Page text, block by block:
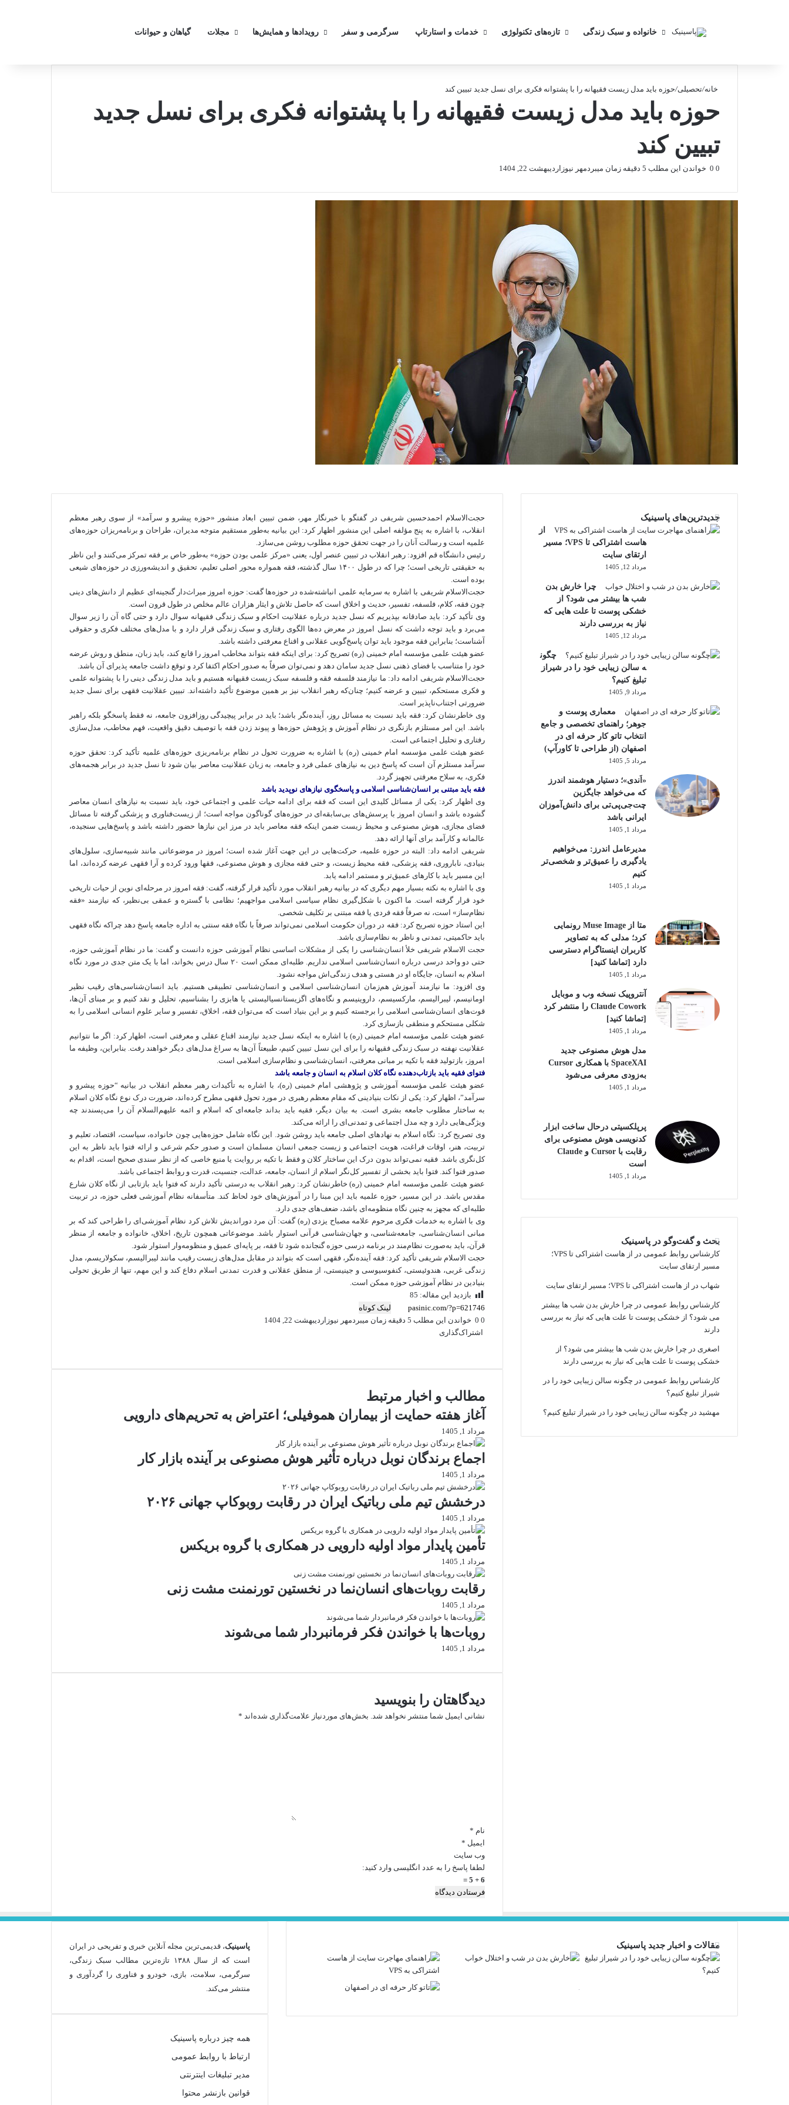
خانواده و سبک زندگی تازه‌های تکنولوژی خدمات و استارتاپ سرگرمی و سفر رویدادها و همایش‌ها مجلات گیاهان و حیوانات
خانه/تحصیلی/حوزه باید مدل زیست فقیهانه را با پشتوانه فکری برای نسل جدید تبیین کند
حوزه باید مدل زیست فقیهانه را با پشتوانه فکری برای نسل جدید
تبیین کند
مهر نیوز اردیبهشت 22, 1404 0 خواندن این مطلب 5 دقیقه زمان میبرد
حجت‌الاسلام احمدحسین شریفی در گفتگو با خبرنگار مهر، ضمن تبیین ابعاد منشور «حوزه پیشرو و سرآمد» از سوی رهبر معظم
انقلاب، با اشاره به پنج مؤلفه اصلی این منشور اظهار کرد: این بیانیه به‌طور مستقیم متوجه مدیران، طراحان و برنامه‌ریزان حوزه‌های
علمیه است و رسالت آنان را در جهت تحقق حوزه مطلوب روشن می‌سازد.
رئیس دانشگاه قم افزود: رهبر انقلاب در تبیین عنصر اول، یعنی «مرکز علمی بودن حوزه» به‌طور خاص بر فقه تمرکز می‌کنند و این ناظر
به حقیقتی تاریخی است؛ چرا که در طول ۱۴۰۰ سال گذشته، فقه همواره محور اصلی تعلیم، تحقیق و اندیشه‌ورزی در حوزه‌های شیعی
بوده است.
حجت‌الاسلام شریفی با اشاره به سرمایه علمی انباشته‌شده در حوزه‌ها گفت: حوزه امروز میراث‌دار گنجینه‌ای عظیم از دانش‌های دینی
چون فقه، کلام، فلسفه، تفسیر، حدیث و اخلاق است که حاصل تلاش و ایثار هزاران عالم مخلص در طول قرون است.
وی تأکید کرد: باید صادقانه بپذیریم که نسل جدید درباره عقلانیت احکام و سبک زندگی فقیهانه سوال دارد و حتی گاه آن را زیر سوال
می‌برد و باید توجه داشت که نسل امروز در معرض ده‌ها الگوی رفتاری و سبک زندگی قرار دارد و با مدل‌های مختلف فکری و حقوقی
آشناست؛ بنابراین فقه موجود باید توان پاسخ‌گویی عقلانی و اقناع معرفتی داشته باشد.
عضو هیئت علمی مؤسسه امام خمینی (ره) تصریح کرد: برای اینکه فقه بتواند مخاطب امروز را قانع کند، باید زبان، منطق و روش عرضه
خود را متناسب با فضای ذهنی نسل جدید سامان دهد و نمی‌توان صرفاً به صدور احکام اکتفا کرد و توقع داشت جامعه پذیرای آن باشد.
حجت‌الاسلام شریفی ادامه داد: ما نیازمند فلسفه فقه و فلسفه سبک زیست فقیهانه هستیم و باید مدل زندگی دینی را با پشتوانه علمی
و فکری مستحکم، تبیین و عرضه کنیم؛ چنان‌که رهبر انقلاب نیز بر همین موضوع تأکید داشته‌اند. تبیین عقلانیت فقهی برای نسل جدید
ضرورتی اجتناب‌ناپذیر است.
وی خاطرنشان کرد: فقه باید نسبت به مسائل روز، آینده‌نگر باشد؛ باید در برابر پیچیدگی روزافزون جامعه، نه فقط پاسخگو بلکه راهبر
باشد. این امر مستلزم بازنگری در نظام آموزش و پژوهش حوزه‌ها و پیوند زدن فقه با توصیف دقیق واقعیت، فهم مخاطب، مدل‌سازی
رفتاری و تحلیل اجتماعی است.
عضو هیئت علمی مؤسسه امام خمینی (ره) با اشاره به ضرورت تحول در نظام برنامه‌ریزی حوزه‌های علمیه تأکید کرد: تحقق حوزه
سرآمد مستلزم آن است که پاسخ دین به نیازهای عملی فرد و جامعه، به زبان عقلانیت معاصر بیان شود تا نسل جدید در برابر هجمه‌های
فکری، به سلاح معرفتی تجهیز گردد.
فقه باید مبتنی بر انسان‌شناسی اسلامی و پاسخگوی نیازهای نوپدید باشد
وی اظهار کرد: یکی از مسائل کلیدی این است که فقه برای ادامه حیات علمی و اجتماعی خود، باید نسبت به نیازهای انسان معاصر
گشوده باشد و انسان امروز با پرسش‌های بی‌سابقه‌ای در حوزه‌های گوناگون مواجه است؛ از زیست‌فناوری و پزشکی گرفته تا مسائل
فضای مجازی، هوش مصنوعی و محیط زیست ضمن اینکه فقه معاصر باید در مرز این نیازها حضور داشته باشد و پاسخ‌هایی سنجیده،
عالمانه و کارآمد برای آنها ارائه دهد.
شریفی ادامه داد: البته در حوزه علمیه، حرکت‌هایی در این جهت آغاز شده است؛ امروز در موضوعاتی مانند شبیه‌سازی، سلول‌های
بنیادی، ناباروری، فقه پزشکی، فقه محیط زیست، و حتی فقه مجازی و هوش مصنوعی، فقها ورود کرده و آرا فقهی عرضه کرده‌اند، اما
این مسیر باید با کارهای عمیق‌تر و مستمر ادامه یابد.
وی با اشاره به نکته بسیار مهم دیگری که در بیانیه رهبر انقلاب مورد تأکید قرار گرفته، گفت: فقه امروز در مرحله‌ای نوین از حیات تاریخی
خود قرار گرفته است. ما اکنون با شکل‌گیری نظام سیاسی اسلامی مواجهیم؛ نظامی با گستره و عمقی بی‌نظیر، که نیازمند «فقه
نظام‌ساز» است، نه صرفاً فقه فردی یا فقه مبتنی بر تکلیف شخصی.
این استاد حوزه تصریح کرد: فقه در دوران حکومت اسلامی نمی‌تواند صرفاً با نگاه فقه سنتی به اداره جامعه پاسخ دهد چراکه نگاه فقهی
باید حاکمیتی، تمدنی و ناظر به نظام‌سازی باشد.
حجت الاسلام شریفی خلأ انسان‌شناسی را یکی از مشکلات اساسی نظام آموزشی حوزه دانست و گفت: ما در نظام آموزشی حوزه،
حتی دو واحد درسی درباره انسان‌شناسی اسلامی نداریم. طلبه‌ای ممکن است ۲۰ سال درس بخواند، اما با یک متن جدی در مورد نگاه
اسلام به انسان، جایگاه او در هستی و هدف زندگی‌اش مواجه نشود.
وی افزود: ما نیازمند آموزش هم‌زمان انسان‌شناسی اسلامی و انسان‌شناسی تطبیقی هستیم. باید انسان‌شناسی‌های رقیب نظیر
اومانیسم، لیبرالیسم، مارکسیسم، داروینیسم و نگاه‌های اگزیستانسیالیستی یا هابزیرا بشناسیم، تحلیل و نقد کنیم و بر مبنای آن‌ها،
قوت‌های انسان‌شناسی اسلامی را برجسته کنیم و بر این بنیاد است که می‌توان فقه، اخلاق، تفسیر و سایر علوم انسانی اسلامی را به
شکلی مستحکم و منطقی بازسازی کرد.
عضو هیئت علمی مؤسسه امام خمینی (ره) با اشاره به اینکه نسل جدید نیازمند اقناع عقلی و معرفتی است، اظهار کرد: اگر ما نتوانیم
عقلانیت نهفته در سبک زندگی فقیهانه را برای این نسل تبیین کنیم، طبیعتاً آن‌ها به سراغ مدل‌های دیگر خواهند رفت. بنابراین، وظیفه ما
امروز، بازتولید فقه با تکیه بر مبانی معرفتی، انسان‌شناسی و نظام‌سازی اسلامی است.
فتوای فقیه باید بازتاب‌دهنده نگاه کلان اسلام به انسان و جامعه باشد
عضو هیئت علمی مؤسسه آموزشی و پژوهشی امام خمینی (ره)، با اشاره به تأکیدات رهبر معظم انقلاب در بیانیه “حوزه پیشرو و
سرآمد”، اظهار کرد: یکی از نکات بنیادینی که مقام معظم رهبری در مورد تحول فقهی مطرح کرده‌اند، ضرورت درک نوع نگاه کلان اسلام
به ساختار مطلوب جامعه بشری است. به بیان دیگر، فقیه باید بداند جامعه‌ای که اسلام و ائمه علیهم‌السلام آن را می‌پسندند چه
ویژگی‌هایی دارد و چه مدل اجتماعی و تمدنی‌ای را ارائه می‌کند.
وی تصریح کرد: نگاه اسلام به نهادهای اصلی جامعه باید روشن شود. این نگاه شامل حوزه‌هایی چون خانواده، سیاست، اقتصاد، تعلیم و
تربیت، هنر، اوقات فراغت، هویت اجتماعی و زیست جمعی انسان مسلمان است و صدور حکم شرعی و ارائه فتوا باید ناظر به این
کل‌نگری باشد. فقیه نمی‌تواند بدون درک این ساختار کلان و فقط با تکیه بر روایت یا منبع خاصی که از نظر سندی صحیح است، اقدام به
صدور فتوا کند. فتوا باید بخشی از تفسیر کل‌نگر اسلام از انسان، جامعه، عدالت، جنسیت، قدرت و روابط اجتماعی باشد.
عضو هیئت علمی مؤسسه امام خمینی (ره) خاطرنشان کرد: رهبر انقلاب به درستی تأکید دارند که فتوا باید بازتابی از نگاه کلان شارع
مقدس باشد. در این مسیر، حوزه علمیه باید این مبنا را در آموزش‌های خود لحاظ کند. متأسفانه نظام آموزشی فعلی حوزه، در تربیت
طلبه‌ای که مجهز به چنین نگاه منظومه‌ای باشد، ضعف‌های جدی دارد.
وی با اشاره به خدمات فکری مرحوم علامه مصباح یزدی (ره) گفت: آن مرد دوراندیش تلاش کرد نظام آموزشی‌ای را طراحی کند که بر
مبانی انسان‌شناسی، جامعه‌شناسی، و جهان‌شناسی قرآنی استوار باشد. موضوعاتی همچون تاریخ، اخلاق، خانواده و جامعه از منظر
قرآن، باید به‌صورت نظام‌مند در برنامه درسی حوزه گنجانده شود تا فقه، بر پایه‌ای عمیق و منظومه‌وار
استوار شود.
حجت الاسلام شریفی تأکید کرد: فقه آینده‌نگر، فقهی است که بتواند در مقابل مدل‌های زیست رقیب مانند لیبرالیسم، سکولاریسم، مدل
زندگی غربی، هندوئیستی، کنفوسیوسی و جینیستی، از منطق عقلانی و قدرت تمدنی اسلام دفاع کند و این مهم، تنها از طریق تحولی
بنیادین در نظام آموزشی حوزه ممکن است.
بازدید این مقاله: 85
لینک کوتاه
مهر نیوز اردیبهشت 22, 1404 0
خواندن این مطلب 5 دقیقه زمان میبرد
اشتراک‌گذاری
مطالب و اخبار مرتبط
آغاز هفته حمایت از بیماران هموفیلی؛ اعتراض به تحریم‌های دارویی
مرداد 1, 1405
اجماع برندگان نوبل درباره تأثیر هوش مصنوعی بر آینده بازار کار
مرداد 1, 1405
درخشش تیم ملی رباتیک ایران در رقابت روبوکاپ جهانی ۲۰۲۶
مرداد 1, 1405
تأمین پایدار مواد اولیه دارویی در همکاری با گروه بریکس
مرداد 1, 1405
رقابت روبات‌های انسان‌نما در نخستین تورنمنت مشت زنی
مرداد 1, 1405
روبات‌ها با خواندن فکر فرمانبردار شما می‌شوند
مرداد 1, 1405
دیدگاهتان را بنویسید
نشانی ایمیل شما منتشر نخواهد شد. بخش‌های موردنیاز علامت‌گذاری شده‌اند *
نام *
ایمیل *
وب‌ سایت
لطفا پاسخ را به عدد انگلیسی وارد کنید:
6 + 5 =
جدیدترین‌های پاسینیک
از
هاست اشتراکی تا VPS؛ مسیر
ارتقای سایت
مرداد 12, 1405
چرا خارش بدن
شب ها بیشتر می شود؟ از
خشکی پوست تا علت هایی که
نیاز به بررسی دارند
مرداد 12, 1405
چگون
ه سالن زیبایی خود را در شیراز
تبلیغ کنیم؟
مرداد 9, 1405
معماری پوست و
جوهر؛ راهنمای تخصصی و جامع
انتخاب تاتو کار حرفه ای در
اصفهان (از طراحی تا کاورآپ)
مرداد 5, 1405
«اَندی»؛ دستیار هوشمند اندرز
که می‌خواهد جایگزین
چت‌جی‌پی‌تی برای دانش‌آموزان
ایرانی باشد
مرداد 1, 1405
مدیرعامل اندرز: می‌خواهیم
یادگیری را عمیق‌تر و شخصی‌تر
کنیم
مرداد 1, 1405
متا از Muse Image رونمایی
کرد؛ مدلی که به تصاویر
کاربران اینستاگرام دسترسی
دارد [تماشا کنید]
مرداد 1, 1405
آنتروپیک نسخه وب و موبایل
Claude Cowork را منتشر کرد
[تماشا کنید]
مرداد 1, 1405
مدل هوش مصنوعی جدید
SpaceXAI با همکاری Cursor
به‌زودی معرفی می‌شود
مرداد 1, 1405
پرپلکسیتی درحال ساخت ابزار
کدنویسی هوش مصنوعی برای
رقابت با Cursor و Claude
است
مرداد 1, 1405
بحث و گفت‌وگو در پاسینیک
کارشناس روابط عمومی در
از هاست اشتراکی تا VPS؛
مسیر ارتقای سایت
شهاب در از هاست اشتراکی تا VPS؛ مسیر ارتقای سایت
کارشناس روابط عمومی در چرا خارش بدن شب ها بیشتر
می شود؟ از خشکی پوست تا علت هایی که نیاز به بررسی
دارند
اصغری در چرا خارش بدن شب ها بیشتر می شود؟ از
خشکی پوست تا علت هایی که نیاز به بررسی دارند
کارشناس روابط عمومی در چگونه سالن زیبایی خود را در
شیراز تبلیغ کنیم؟
مهشید در چگونه سالن زیبایی خود را در شیراز تبلیغ کنیم؟
پاسینیک، قدیمی‌ترین مجله آنلاین خبری و تفریحی در ایران
است که از سال ۱۳۸۸ تازه‌ترین مطالب سبک زندگی،
سرگرمی، سلامت، بازی، خودرو و فناوری را گردآوری و
منتشر می‌کند.
همه چیز درباره پاسینیک
ارتباط با روابط عمومی
مدیر تبلیغات اینترنتی
قوانین بازنشر محتوا
مقالات و اخبار جدید پاسینیک